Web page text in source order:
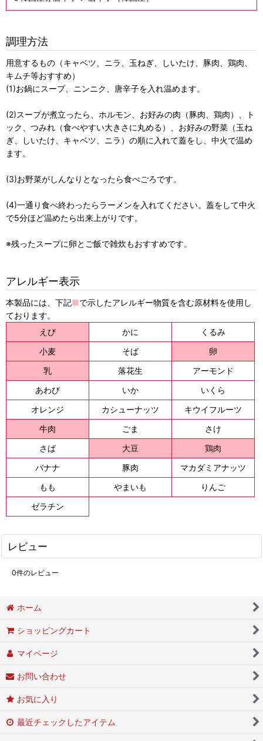
調理方法
用意するもの（キャベツ、ニラ、玉ねぎ、しいたけ、豚肉、鶏肉、
キムチ等おすすめ）
(1)お鍋にスープ、ニンニク、唐辛子を入れ温めます。
(2)スープが煮立ったら、ホルモン、お好みの肉（豚肉、鶏肉）、ト
ック、つみれ（食べやすい大きさに丸める）、お好みの野菜（玉ね
ぎ、しいたけ、キャベツ、ニラ）の順に入れて蓋をし、中火で温め
ます。
(3)お野菜がしんなりとなったら食べごろです。
(4)一通り食べ終わったらラーメンを入れてください。蓋をして中火
で5分ほど温めたら出来上がりです。
※残ったスープに卵とご飯で雑炊もおすすめです。
アレルギー表示
本製品には、下記■で示したアレルギー物質を含む原材料を使用し
ております。
えび
かに
くるみ
小麦
そば
卵
乳
落花生
アーモンド
あわび
いか
いくら
オレンジ
カシューナッツ
キウイフルーツ
牛肉
ごま
さけ
さば
大豆
鶏肉
バナナ
豚肉
マカダミアナッツ
もも
やまいも
りんご
ゼラチン
レビュー
0件のレビュー
ホーム
ショッピングカート
マイページ
お問い合わせ
お気に入り
最近チェックしたアイテム